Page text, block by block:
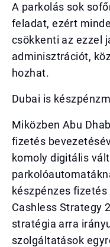
A parkolás sok
feladat, ezért
csökkenti az ezzel
adminisztrációt,
hozhat.
Dubai is
Miközben Abu
fizetés
komoly digitális
készpénzes
Cashless Strategy
stratégia arra
szolgáltatások